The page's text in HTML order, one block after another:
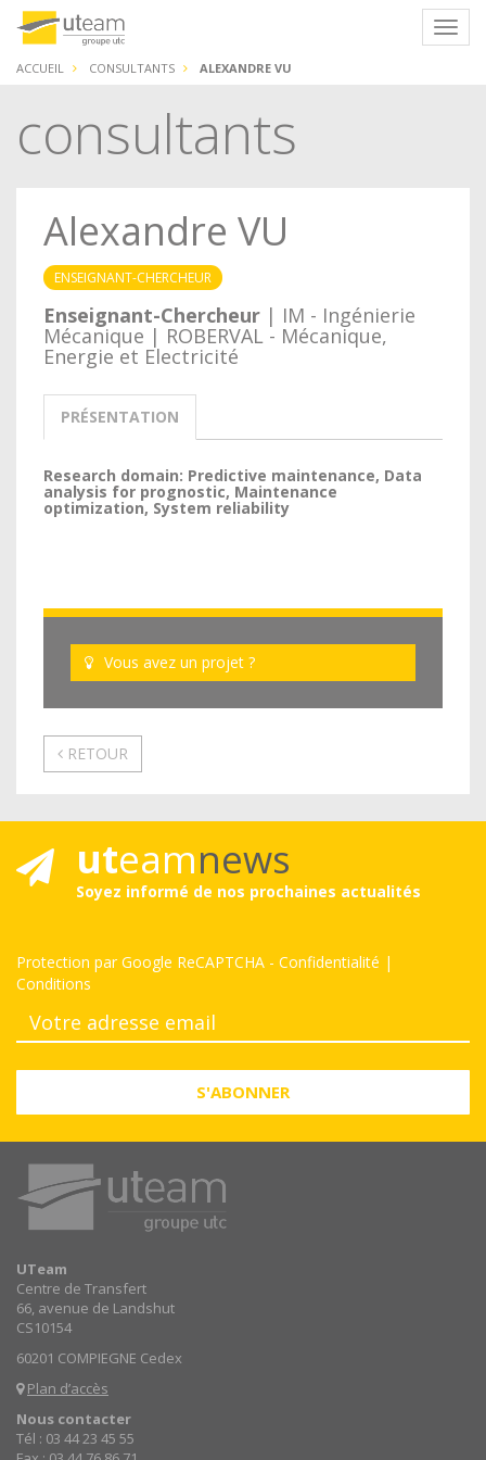
ACCUEIL CONSULTANTS ALEXANDRE VU
consultants
Alexandre VU
ENSEIGNANT-CHERCHEUR
Enseignant-Chercheur | IM - Ingénierie
Mécanique | ROBERVAL - Mécanique,
Energie et Electricité
PRÉSENTATION
Research domain: Predictive maintenance, Data
analysis for prognostic, Maintenance
optimization, System reliability
Vous avez un projet ?
RETOUR
uteamnews
Soyez informé de nos prochaines actualités
S'ABONNER
Protection par Google ReCAPTCHA - Confidentialité |
Conditions
UTeam
Centre de Transfert
66, avenue de Landshut
CS10154
60201 COMPIEGNE Cedex
Plan d’accès
Nous contacter
Tél : 03 44 23 45 55
Panneau de gestion des cookies